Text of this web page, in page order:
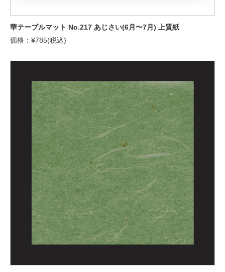
華テーブルマット No.217 あじさい(6月〜7月) 上質紙
価格：¥785(税込)